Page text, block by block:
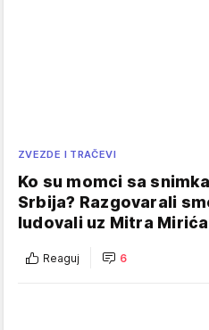
ZVEZDE I TRAČEVI
Ko su momci sa
Srbija? Razgovarali
ludovali uz Mitra
Reaguj 6